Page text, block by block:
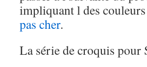
impliquant l des
pas cher.
La série de croquis pour